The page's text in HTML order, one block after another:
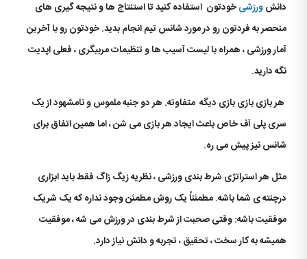
دانشورزشیخودتون استفاده کنید تا استنتاج ها و نتیجه گیری های
منحصر به فردتون رو در مورد شانس تیم انجام بدید. خودتون رو با آخرین
آمار ورزشی ، همراه با لیست آسیب ها و تنظیمات مربیگری ، فعلی اپدیت
نگه دارید.
هر بازی بازی بازی دیگه متفاوته. هر دو جنبه ملموس و نامشهود از یک
سری پلی آف خاص باعث ایجاد هر بازی می شن ، اما همین اتفاق برای
شانس نیز پیش می ره.
مثل هر استراتژی شرط بندی ورزشی ، نظریه زیگ زاگ فقط باید ابزاری
درچنته ی شما باشه. مطمئناً یک روش مطمئن وجود نداره که یک شریک
موفقیت باشه: وقتی صحبت از شرط بندی در ورزش می شه ، موفقیت
همیشه به کار سخت ، تحقیق ، تجربه و دانش نیاز دارد.